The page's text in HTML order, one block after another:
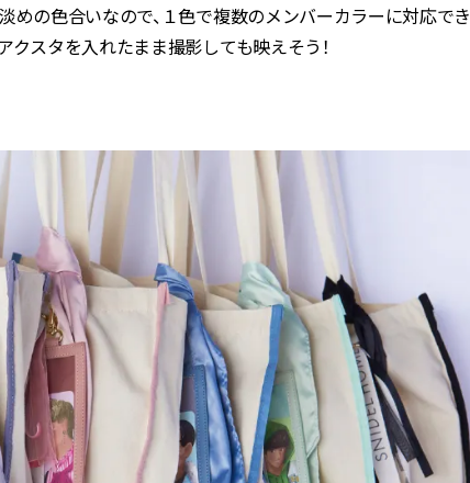
めの色合いなので、１色で複数のメンバーカラーに対応でき
クスタを入れたまま撮影しても映えそう！